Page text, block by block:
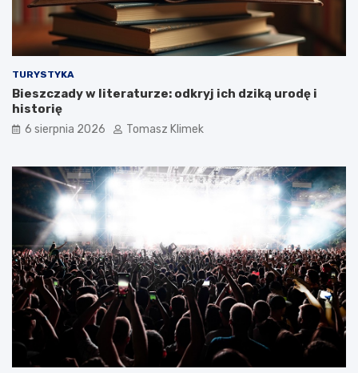
TURYSTYKA
Bieszczady w literaturze: odkryj ich dziką urodę i
historię
6 sierpnia 2026 Tomasz Klimek